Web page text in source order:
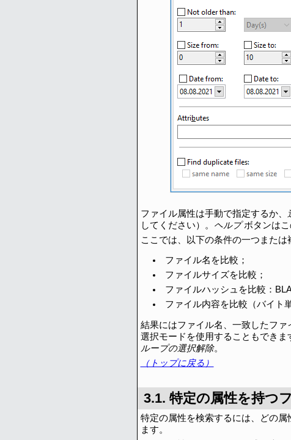
ファイル属性は手動で指定するか、
してください）。 ヘルプボタンはこ
ここでは、以下の条件の一つまた
ファイル名を比較；
ファイルサイズを比較；
ファイルハッシュを比較：
ファイル内容を比較（バイト
結果にはファイル名、一致したフ
選択モードを使用することもでき
ループの選択解除。
（トップに戻る）
3.1. 特定の属性を持つ
特定の属性を検索するには、どの
ます。